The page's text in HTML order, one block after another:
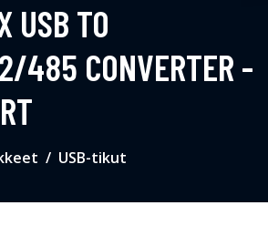
USB TO
485 CONVERTER -
USB-tikut